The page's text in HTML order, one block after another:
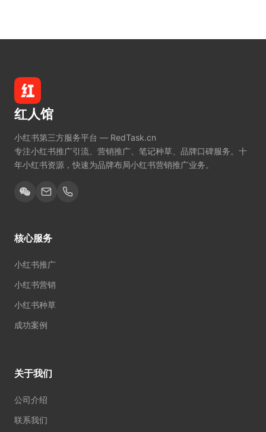
红人馆
小红书第三方服务平台 — RedTask.cn
专注小红书推广引流、营销推广、笔记种草、品牌口碑服务。十
年小红书资源，快速为品牌布局小红书营销推广业务。
核心服务
小红书推广
小红书营销
小红书种草
成功案例
关于我们
公司介绍
联系我们